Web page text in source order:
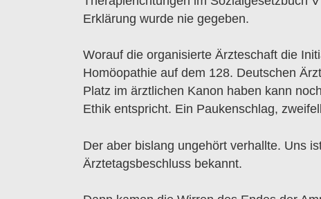
Erklärung wurde nie gegeben.
Worauf die organisierte Ärzteschaft die
Homöopathie auf dem 128. Deutschen
Platz im ärztlichen Kanon haben kann
Ethik entspricht. Ein Paukenschlag,
Der aber bislang ungehört verhallte. Uns
Ärztetagsbeschluss bekannt.